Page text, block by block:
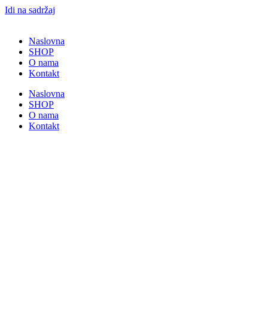
Idi na sadržaj
Naslovna
SHOP
O nama
Kontakt
Naslovna
SHOP
O nama
Kontakt